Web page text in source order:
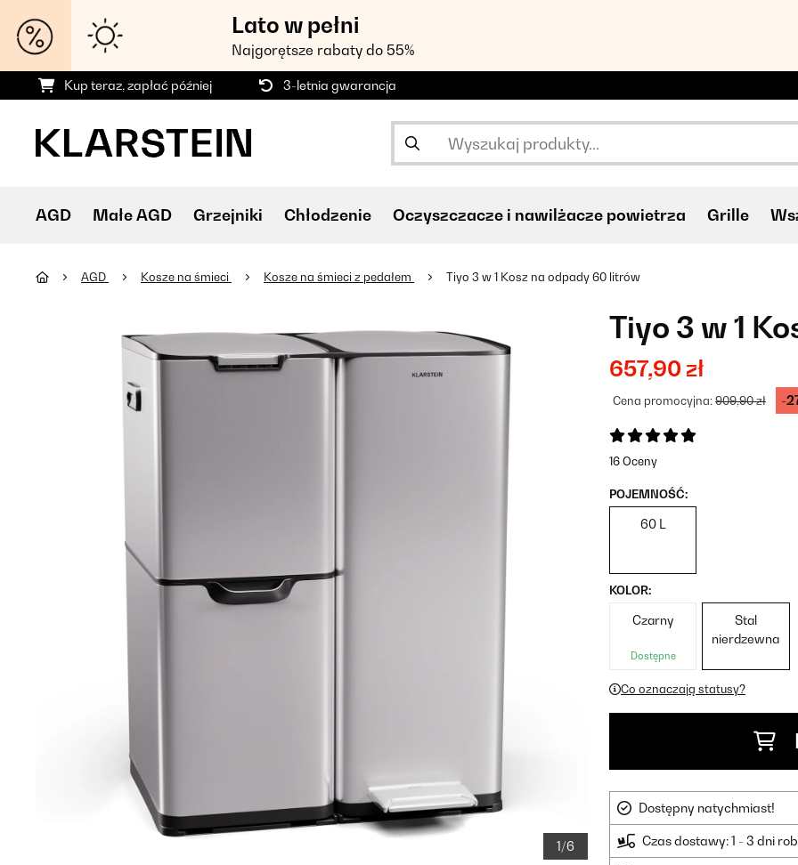
Lato w pełni
Najgorętsze rabaty do 55%
Kup teraz, zapłać później 3-letnia gwarancja
AGD Małe AGD Grzejniki Chłodzenie Oczyszczacze i nawilżacze powietrza Grille
AGD Kosze na śmieci Kosze na śmieci z pedałem Tiyo 3 w 1 Kosz na odpady 60 litrów
1/6
Tiyo 3 w 1
657,90 zł
Cena promocyjna:909,90 zł -
16 Oceny
POJEMNOŚĆ:
60 L
KOLOR:
Czarny
Dostępne
Stal
nierdzewna
Co oznaczają statusy?
Dostępny natychmiast!
Czas dostawy: 1 - 3 dni